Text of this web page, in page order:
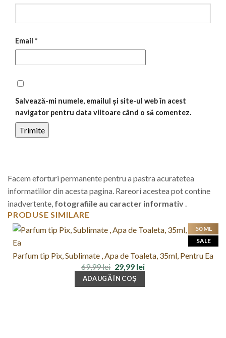
Email *
Salvează-mi numele, emailul și site-ul web în acest
navigator pentru data viitoare când o să comentez.
Facem eforturi permanente pentru a pastra acuratetea
informatiilor din acesta pagina. Rareori acestea pot contine
inadvertente, fotografiile au caracter informativ
PRODUSE SIMILARE
Parfum tip Pix, Sublimate , Apa de Toaleta, 35ml, Pentru Ea
69,99lei Prețul
inițial
a
fost:
29,99 leiPrețul
curent
29,99 lei.
ADAUGĂ ÎN COȘ
50 ML
SALE